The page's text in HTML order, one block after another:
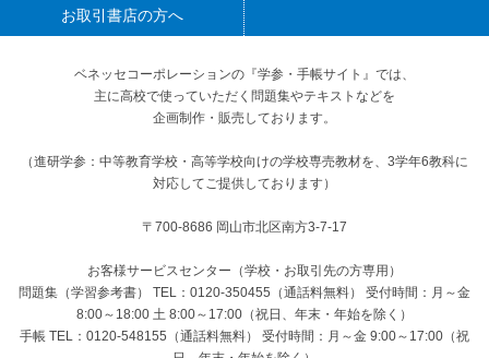
お取引書店の方へ
ベネッセコーポレーションの『学参・手帳サイト』 では、
主に高校で使っていただく問題集やテキストなどを
企画制作・販売しております。
（進研学参：中等教育学校・高等学校向けの学校専売教材を、3学年6教科に
対応してご提供しております）
〒700-8686 岡山市北区南方3-7-17
お客様サービスセンター（学校・お取引先の方専用）
問題集（学習参考書） TEL：0120-350455（通話料無料） 受付時間：月～金
8:00～18:00 土 8:00～17:00（祝日、年末・年始を除く）
手帳 TEL：0120-548155（通話料無料） 受付時間：月～金 9:00～17:00（祝